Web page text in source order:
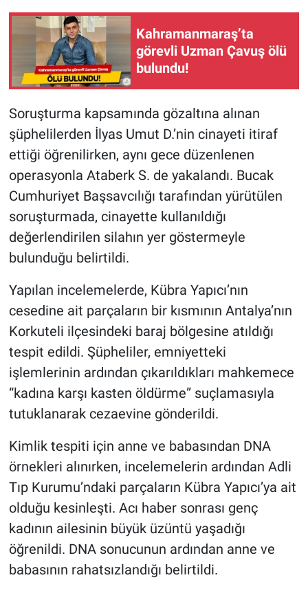
Kahramanmaraş’ta
görevli Uzman Çavuş ölü
bulundu!
Soruşturma kapsamında gözaltına alınan
şüphelilerden İlyas Umut D.’nin cinayeti itiraf
ettiği öğrenilirken, aynı gece düzenlenen
operasyonla Ataberk S. de yakalandı. Bucak
Cumhuriyet Başsavcılığı tarafından yürütülen
soruşturmada, cinayette kullanıldığı
değerlendirilen silahın yer göstermeyle
bulunduğu belirtildi.
Yapılan incelemelerde, Kübra Yapıcı’nın
cesedine ait parçaların bir kısmının Antalya’nın
Korkuteli ilçesindeki baraj bölgesine atıldığı
tespit edildi. Şüpheliler, emniyetteki
işlemlerinin ardından çıkarıldıkları mahkemece
“kadına karşı kasten öldürme” suçlamasıyla
tutuklanarak cezaevine gönderildi.
Kimlik tespiti için anne ve babasından DNA
örnekleri alınırken, incelemelerin ardından Adli
Tıp Kurumu’ndaki parçaların Kübra Yapıcı’ya ait
olduğu kesinleşti. Acı haber sonrası genç
kadının ailesinin büyük üzüntü yaşadığı
öğrenildi. DNA sonucunun ardından anne ve
babasının rahatsızlandığı belirtildi.